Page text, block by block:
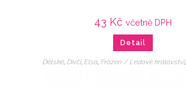
43 Kč včetně DPH
Detail
Dětské, Dívčí, Elsa, Frozen / Ledové království,